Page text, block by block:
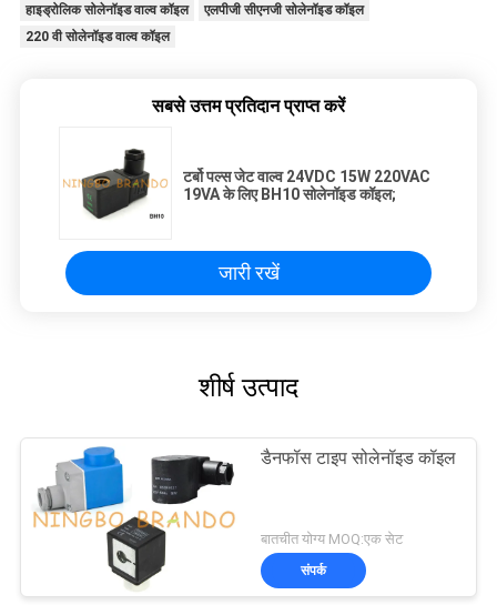
हाइड्रोलिक सोलेनॉइड वाल्व कॉइल
एलपीजी सीएनजी सोलेनॉइड कॉइल
220 वी सोलेनॉइड वाल्व कॉइल
सबसे उत्तम प्रतिदान प्राप्त करें
टर्बो पल्स जेट वाल्व 24VDC 15W 220VAC
19VA के लिए BH10 सोलेनॉइड कॉइल;
जारी रखें
शीर्ष उत्पाद
डैनफॉस टाइप सोलेनॉइड कॉइल
बातचीत योग्य MOQ:एक सेट
संपर्क